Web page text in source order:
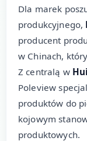
Dla marek
produkcyjnego,
producent
w Chinach,
Z centralą w
Poleview
produktów do
kojowym
produktowych.